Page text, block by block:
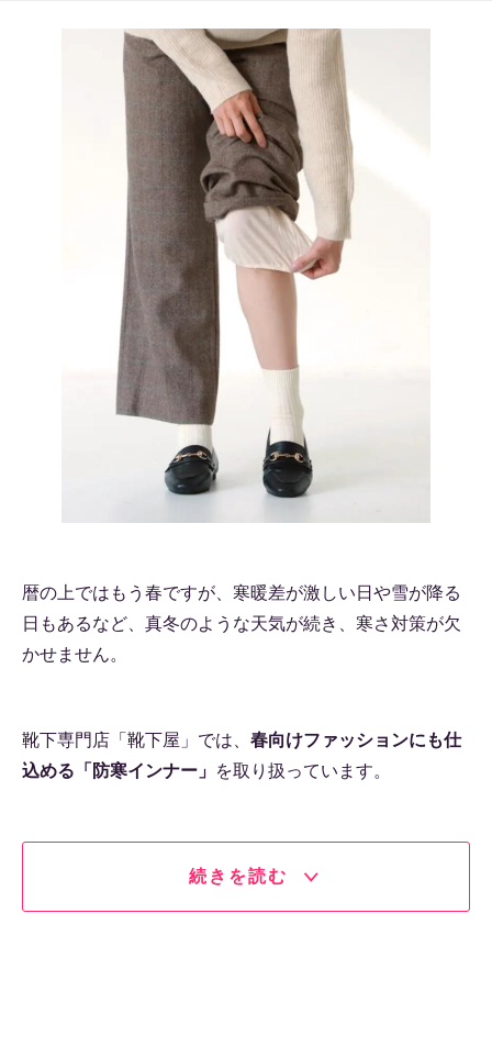
暦の上ではもう春ですが、寒暖差が激しい日や雪が降る
日もあるなど、真冬のような天気が続き、寒さ対策が欠
かせません。
靴下専門店「靴下屋」では、 春向けファッションにも仕
込める「防寒インナー」 を取り扱っています。
続きを読む